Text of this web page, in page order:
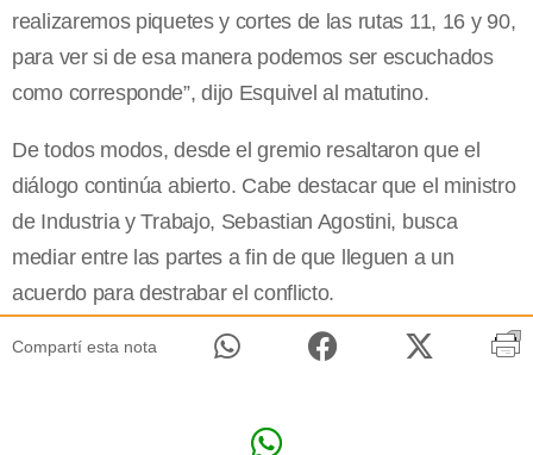
realizaremos piquetes y cortes de las rutas 11, 16 y 90,
para ver si de esa manera podemos ser escuchados
como corresponde”, dijo Esquivel al matutino.
De todos modos, desde el gremio resaltaron que el
diálogo continúa abierto. Cabe destacar que el ministro
de Industria y Trabajo, Sebastian Agostini, busca
mediar entre las partes a fin de que lleguen a un
acuerdo para destrabar el conflicto.
Compartí esta nota